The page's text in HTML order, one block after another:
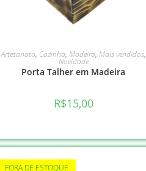
LEIA MAIS
Artesanato, Cozinha, Madeira, Mais vendidos,
Novidade
Porta Talher em Madeira
R$15,00
FORA DE ESTOQUE